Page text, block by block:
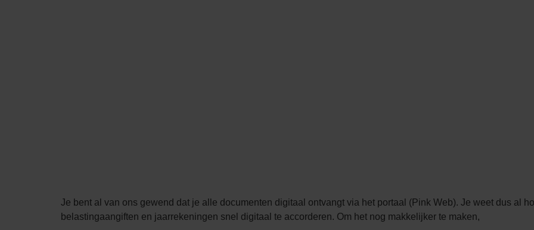
Je bent al van ons gewend dat je alle documenten digitaal ontvangt via het portaal (Pink Web). Je weet dus al
belastingaangiften en jaarrekeningen snel digitaal te accorderen. Om het nog makkelijker te maken,